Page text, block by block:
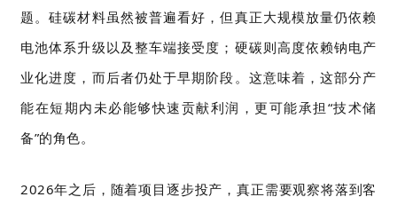
题。硅碳材料虽然被普遍看好，但真正大规模放量仍依赖
电池体系升级以及整车端接受度；硬碳则高度依赖钠电产
业化进度，而后者仍处于早期阶段。这意味着，这部分产
能在短期内未必能够快速贡献利润，更可能承担“技术储
备”的角色。
2026年之后，随着项目逐步投产，真正需要观察将落到客